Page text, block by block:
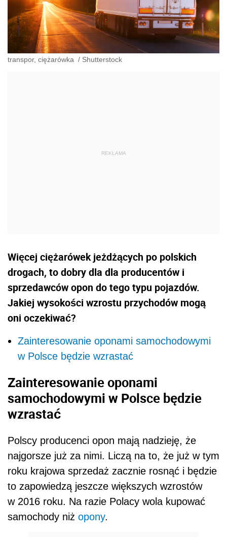
transpor, ciężarówka / Shutterstock
Więcej ciężarówek jeżdżących po polskich
drogach, to dobry dla dla producentów i
sprzedawców opon do tego typu pojazdów.
Jakiej wysokości wzrostu przychodów mogą
oni oczekiwać?
Zainteresowanie oponami samochodowymi
w Polsce będzie wzrastać
Zainteresowanie oponami
samochodowymi w Polsce będzie
wzrastać
Polscy producenci opon mają nadzieję, że
najgorsze już za nimi. Liczą na to, że już w tym
roku krajowa sprzedaż zacznie rosnąć i będzie
to zapowiedzą jeszcze większych wzrostów
w 2016 roku. Na razie Polacy wola kupować
samochody niż opony.